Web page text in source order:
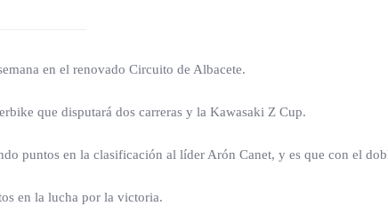
en el renovado Circuito de Albacete.
que disputará dos carreras y la Kawasaki Z Cup.
puntos en la clasificación al líder Arón Canet, y es que con el
en la lucha por la victoria.